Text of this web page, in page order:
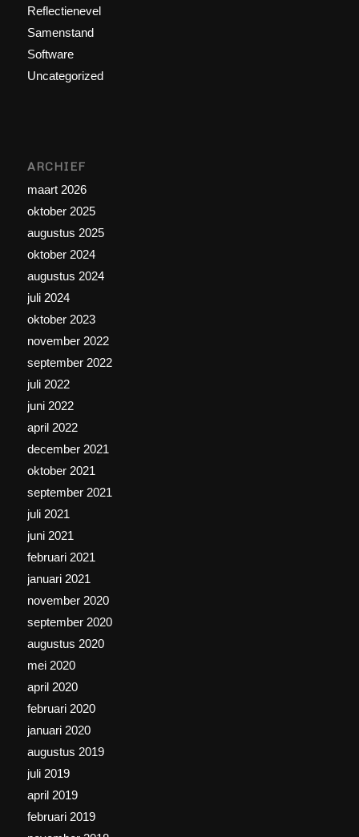
Reflectienevel
Samenstand
Software
Uncategorized
ARCHIEF
maart 2026
oktober 2025
augustus 2025
oktober 2024
augustus 2024
juli 2024
oktober 2023
november 2022
september 2022
juli 2022
juni 2022
april 2022
december 2021
oktober 2021
september 2021
juli 2021
juni 2021
februari 2021
januari 2021
november 2020
september 2020
augustus 2020
mei 2020
april 2020
februari 2020
januari 2020
augustus 2019
juli 2019
april 2019
februari 2019